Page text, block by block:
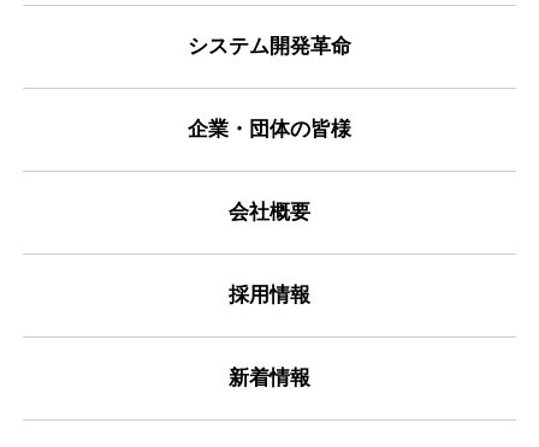
システム開発革命
企業・団体の皆様
会社概要
採用情報
新着情報